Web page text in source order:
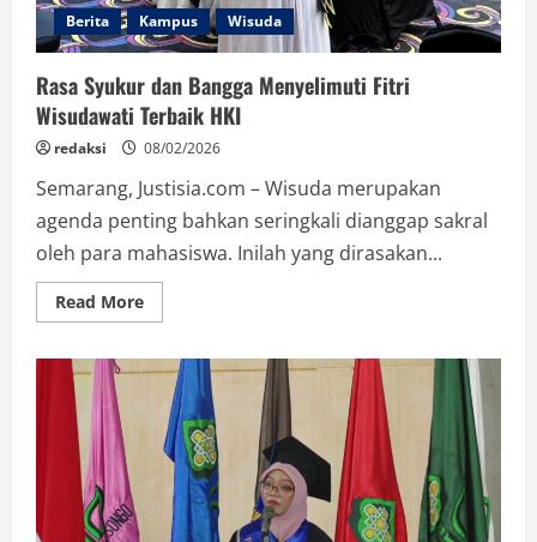
Berita Kampus Wisuda
Rasa Syukur dan Bangga Menyelimuti Fitri
Wisudawati Terbaik HKI
redaksi 08/02/2026
Semarang, Justisia.com – Wisuda merupakan
agenda penting bahkan seringkali dianggap sakral
oleh para mahasiswa. Inilah yang dirasakan...
Read MoreRead
more
Syukur
dan
Bangga
Menyelimuti
Fitri
Wisudawati
Terbaik